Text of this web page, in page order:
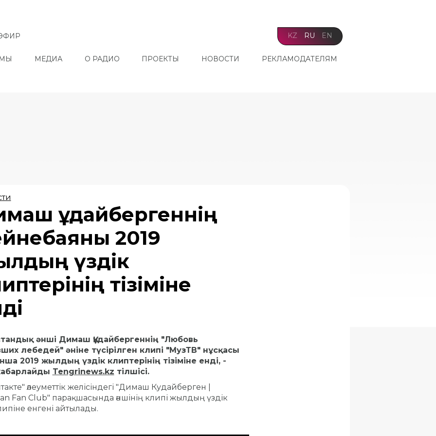
KZ RU EN
МЕДИА О РАДИО ПРОЕКТЫ НОВОСТИ РЕКЛАМОДАТЕЛЯМ
Құдайбергеннің
2019
үздік
тізіміне
әнші Димаш Құдайбергеннің "Любовь
лебедей" әніне түсірілген клипі "МузТВ" нұсқасы
2019 жылдың үздік клиптерінің тізіміне енді, -
Tengrinews.kz тілшісі.
әлеуметтік желісіндегі "Димаш Кудайберген |
Fan Club" парақшасында әншінің клипі жылдың үздік
енгені айтылады.